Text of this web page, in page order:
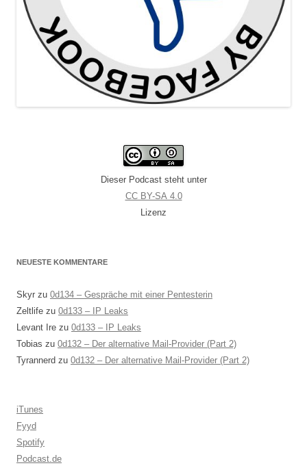
Dieser Podcast steht unter
CC BY-SA 4.0
Lizenz
NEUESTE KOMMENTARE
Skyr zu 0d134 – Gespräche mit einer Pentesterin
Zeltlife zu 0d133 – IP Leaks
Levant Ire zu 0d133 – IP Leaks
Tobias zu 0d132 – Der alternative Mail-Provider (Part 2)
Tyrannerd zu 0d132 – Der alternative Mail-Provider (Part 2)
iTunes
Fyyd
Spotify
Podcast.de